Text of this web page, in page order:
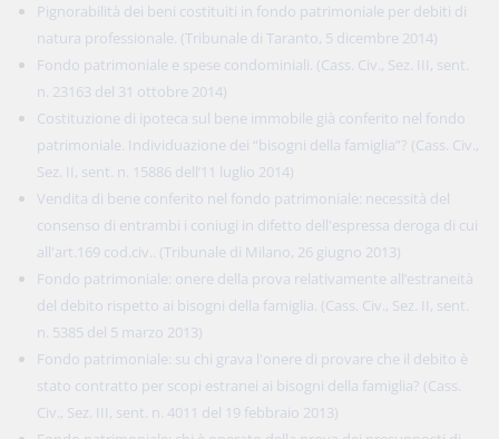
Pignorabilità dei beni costituiti in fondo patrimoniale per debiti di
natura professionale. (Tribunale di Taranto, 5 dicembre 2014)
Fondo patrimoniale e spese condominiali. (Cass. Civ., Sez. III, sent.
n. 23163 del 31 ottobre 2014)
Costituzione di ipoteca sul bene immobile già conferito nel fondo
patrimoniale. Individuazione dei “bisogni della famiglia”? (Cass. Civ.,
Sez. II, sent. n. 15886 dell’11 luglio 2014)
Vendita di bene conferito nel fondo patrimoniale: necessità del
consenso di entrambi i coniugi in difetto dell'espressa deroga di cui
all'art.169 cod.civ.. (Tribunale di Milano, 26 giugno 2013)
Fondo patrimoniale: onere della prova relativamente all’estraneità
del debito rispetto ai bisogni della famiglia. (Cass. Civ., Sez. II, sent.
n. 5385 del 5 marzo 2013)
Fondo patrimoniale: su chi grava l'onere di provare che il debito è
stato contratto per scopi estranei ai bisogni della famiglia? (Cass.
Civ., Sez. III, sent. n. 4011 del 19 febbraio 2013)